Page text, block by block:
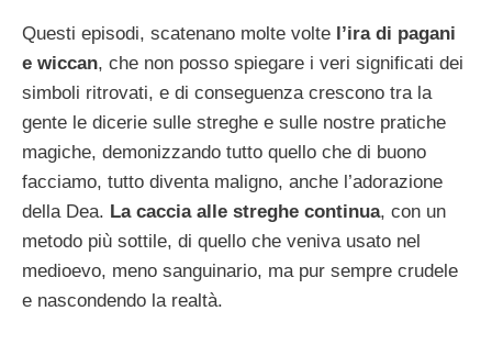
Questi episodi, scatenano molte volte l’ira di pagani
e wiccan, che non posso spiegare i veri significati dei
simboli ritrovati, e di conseguenza crescono tra la
gente le dicerie sulle streghe e sulle nostre pratiche
magiche, demonizzando tutto quello che di buono
facciamo, tutto diventa maligno, anche l’adorazione
della Dea. La caccia alle streghe continua, con un
metodo più sottile, di quello che veniva usato nel
medioevo, meno sanguinario, ma pur sempre crudele
e nascondendo la realtà.